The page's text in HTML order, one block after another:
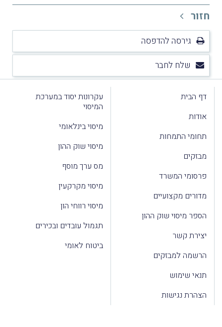
חזור
גירסה להדפסה
שלח לחבר
דף הבית
אודות
תחומי התמחות
מבזקים
פרסומי המשרד
מדורים מקצועיים
הספר מיסוי שוק ההון
יצירת קשר
הרשמה למבזקים
תנאי שימוש
הצהרת נגישות
עקרונות יסוד במערכת
המיסוי
מיסוי בינלאומי
מיסוי שוק ההון
מס ערך מוסף
מיסוי מקרקעין
מיסוי רווחי הון
תגמול עובדים ובכירים
ביטוח לאומי